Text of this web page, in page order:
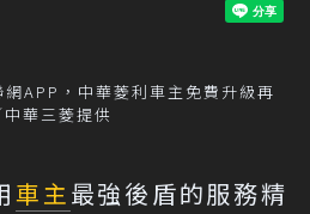
APP，中華菱利車主免費升級再
華三菱提供
車主最強後盾的服務精